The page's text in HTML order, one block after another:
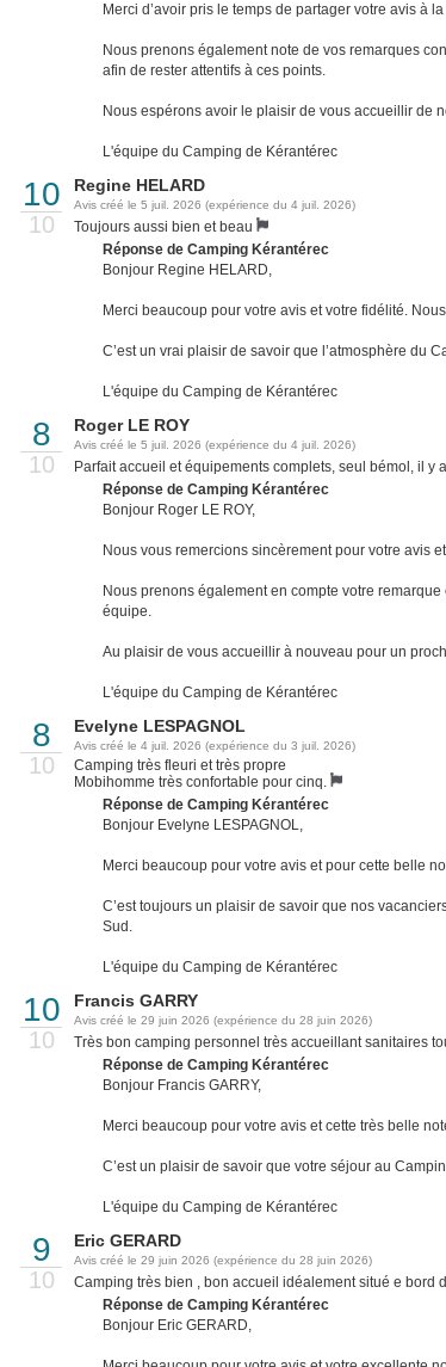
Merci d’avoir pris le temps de partager votre avis à
Nous prenons également note de vos remarques
afin de rester attentifs à ces points.
Nous espérons avoir le plaisir de vous accueillir de
L'équipe du Camping de Kérantérec
10
10
Regine HELARD
Avis créé le 5 juil. 2026 (expérience du 4 juil. 2026)
Toujours aussi bien et beau
Réponse de Camping Kérantérec
Bonjour Regine HELARD,
Merci beaucoup pour votre avis et votre fidélité.
C’est un vrai plaisir de savoir que l’atmosphère du
L'équipe du Camping de Kérantérec
8
10
Roger LE ROY
Avis créé le 5 juil. 2026 (expérience du 4 juil. 2026)
Parfait accueil et équipements complets, seul bémol, il
Réponse de Camping Kérantérec
Bonjour Roger LE ROY,
Nous vous remercions sincèrement pour votre avis
Nous prenons également en compte votre
équipe.
Au plaisir de vous accueillir à nouveau pour un
L'équipe du Camping de Kérantérec
8
10
Evelyne LESPAGNOL
Avis créé le 4 juil. 2026 (expérience du 3 juil. 2026)
Camping très fleuri et très propre
Mobihomme très confortable pour cinq.
Réponse de Camping Kérantérec
Bonjour Evelyne LESPAGNOL,
Merci beaucoup pour votre avis et pour cette belle
C’est toujours un plaisir de savoir que nos
Sud.
L'équipe du Camping de Kérantérec
10
10
Francis GARRY
Avis créé le 29 juin 2026 (expérience du 28 juin 2026)
Très bon camping personnel très accueillant sanitaires
Réponse de Camping Kérantérec
Bonjour Francis GARRY,
Merci beaucoup pour votre avis et cette très belle
C’est un plaisir de savoir que votre séjour au
L'équipe du Camping de Kérantérec
9
10
Eric GERARD
Avis créé le 29 juin 2026 (expérience du 28 juin 2026)
Camping très bien , bon accueil idéalement situé e bord
Réponse de Camping Kérantérec
Bonjour Eric GERARD,